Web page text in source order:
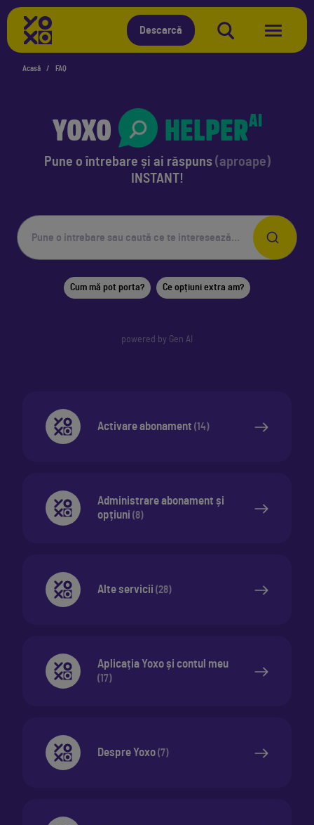
YOXO
Descarcă
Acasă FAQ
YOXO HELPERAI
Pune o întrebare și ai răspuns (aproape)
INSTANT!
Cum mă pot porta? Ce opțiuni extra am?
powered by Gen AI
Activare abonament (14 )
Administrare abonament și
opțiuni (8)
Alte servicii (28)
Aplicația Yoxo și contul meu
(17)
Despre Yoxo (7)